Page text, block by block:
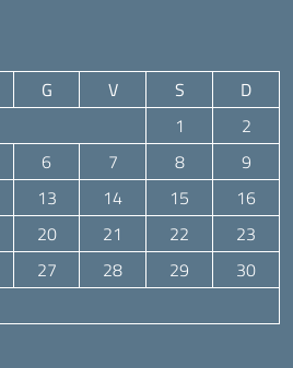
G V S
D
1
2
6 7 8
9
13 14 15
16
20 21 22
23
27 28 29
30